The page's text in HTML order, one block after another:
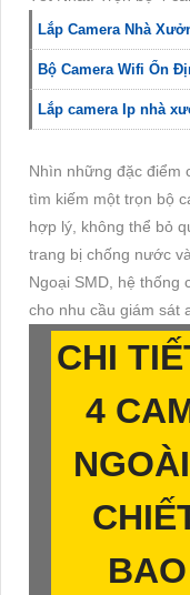
Lắp Camera Nhà
Bộ Camera Wifi Ổn
Lắp camera Ip nhà
Nhìn những đặc điểm
tìm kiếm một trọn bộ
hợp lý, không thể bỏ
trang bị chống nước
Ngoại SMD, hệ thống
cho nhu cầu giám sát
CHI
4